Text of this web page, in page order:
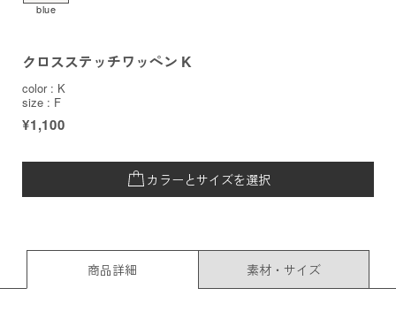
blue
クロスステッチワッペン K
color : K
size : F
¥1,100
カラーとサイズを選択
商品詳細 素材・サイズ